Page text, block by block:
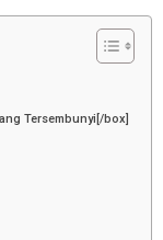
Tersembunyi[/box]